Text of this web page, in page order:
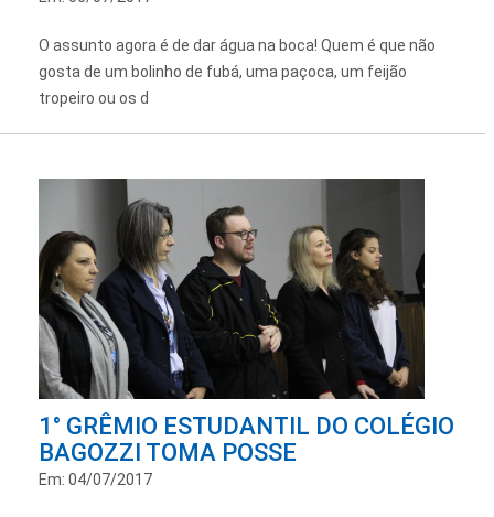
O assunto agora é de dar água na boca! Quem é que não
gosta de um bolinho de fubá, uma paçoca, um feijão
tropeiro ou os d
1° GRÊMIO ESTUDANTIL DO COLÉGIO
BAGOZZI TOMA POSSE
Em: 04/07/2017